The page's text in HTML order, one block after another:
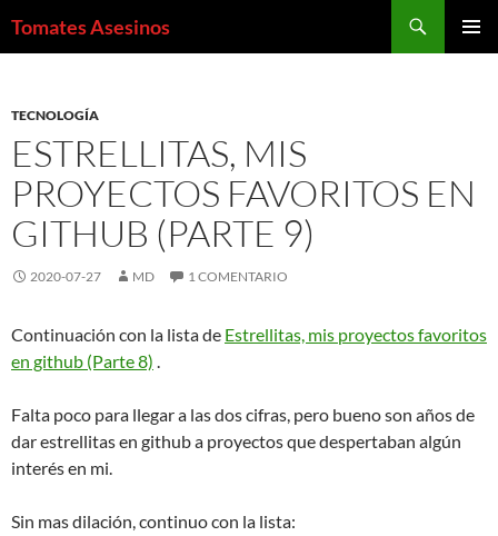
Tomates Asesinos
TECNOLOGÍA
ESTRELLITAS, MIS
PROYECTOS FAVORITOS EN
GITHUB (PARTE 9)
2020-07-27 MD 1 COMENTARIO
Continuación con la lista de Estrellitas, mis proyectos favoritos
en github (Parte 8) .
Falta poco para llegar a las dos cifras, pero bueno son años de
dar estrellitas en github a proyectos que despertaban algún
interés en mi.
Sin mas dilación, continuo con la lista: